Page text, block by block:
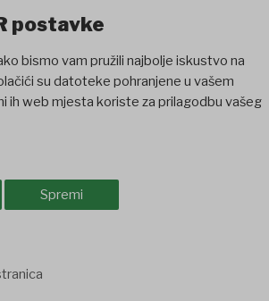
postavke
bismo vam pružili najbolje iskustvo na
su datoteke pohranjene u vašem
ih web mjesta koriste za prilagodbu vašeg
Spremi